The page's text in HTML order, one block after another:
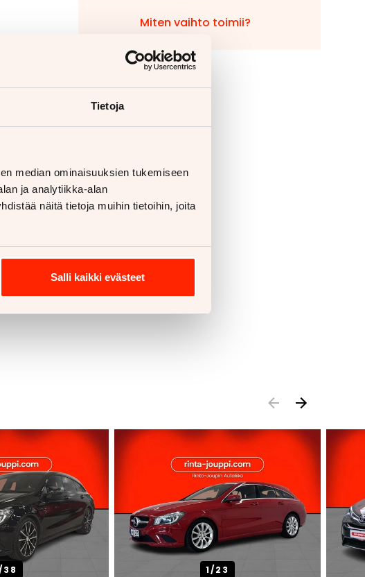
Tietoja
median ominaisuuksien tukemiseen
ja analytiikka-alan
näitä tietoja muihin tietoihin, joita
Salli kaikki evästeet
Miten vaihto toimii?
38 1/23